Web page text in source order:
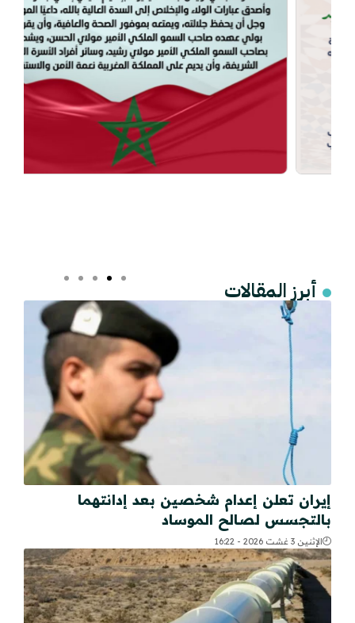
أبرز المقالات
إيران تعلن إعدام شخصين بعد إدانتهما
بالتجسس لصالح الموساد
الإثنين 3 غشت 2026 - 16:22